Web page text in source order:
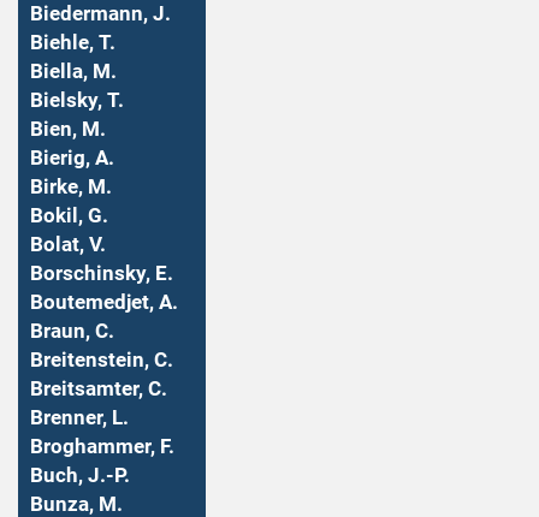
Biedermann, J.
Biehle, T.
Biella, M.
Bielsky, T.
Bien, M.
Bierig, A.
Birke, M.
Bokil, G.
Bolat, V.
Borschinsky, E.
Boutemedjet, A.
Braun, C.
Breitenstein, C.
Breitsamter, C.
Brenner, L.
Broghammer, F.
Buch, J.-P.
Bunza, M.